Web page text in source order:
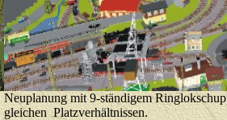
Neuplanung mit 9-ständigem
gleichen Platzverhältnissen.